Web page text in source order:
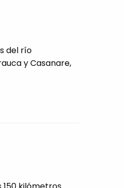
del río
y Casanare,